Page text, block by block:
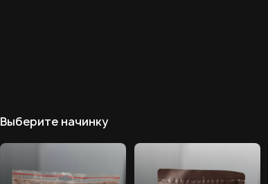
Выберите начинку